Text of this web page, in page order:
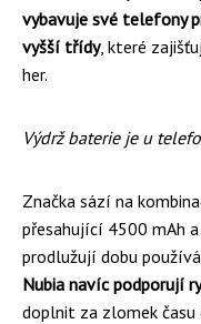
vybavuje své telefony
vyšší třídy, které
her.
Výdrž baterie je u
Značka sází na
přesahující 4500 mAh
prodlužují dobu
Nubia navíc podporují
doplnit za zlomek